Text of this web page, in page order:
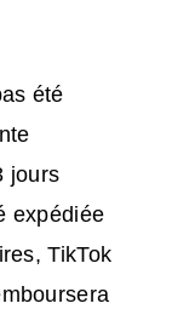
été
jours
expédiée
TikTok